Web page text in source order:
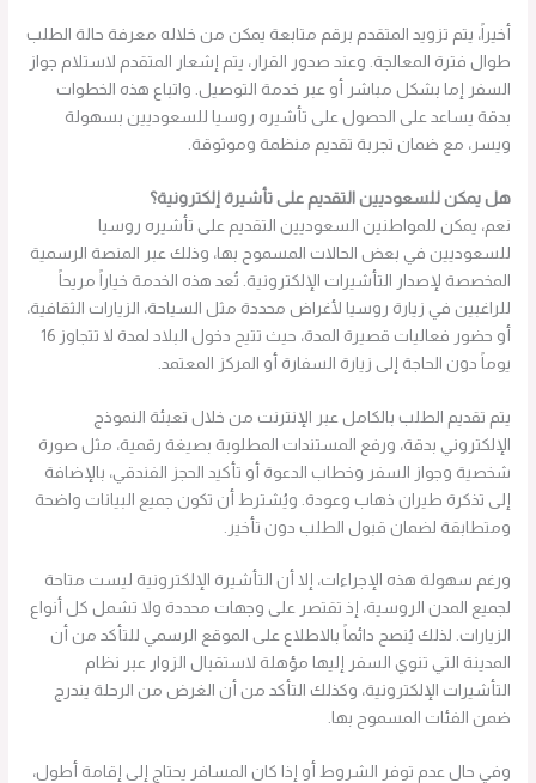
أخيراً، يتم تزويد المتقدم برقم متابعة يمكن من خلاله معرفة حالة الطلب
طوال فترة المعالجة. وعند صدور القرار، يتم إشعار المتقدم لاستلام جواز
السفر إما بشكل مباشر أو عبر خدمة التوصيل. واتباع هذه الخطوات
بدقة يساعد على الحصول على تأشيره روسيا للسعوديين بسهولة
ويسر، مع ضمان تجربة تقديم منظمة وموثوقة.
هل يمكن للسعوديين التقديم على تأشيرة إلكترونية؟
نعم، يمكن للمواطنين السعوديين التقديم على تأشيره روسيا
للسعوديين في بعض الحالات المسموح بها، وذلك عبر المنصة الرسمية
المخصصة لإصدار التأشيرات الإلكترونية. تُعد هذه الخدمة خياراً مريحاً
للراغبين في زيارة روسيا لأغراض محددة مثل السياحة، الزيارات الثقافية،
أو حضور فعاليات قصيرة المدة، حيث تتيح دخول البلاد لمدة لا تتجاوز 16
يوماً دون الحاجة إلى زيارة السفارة أو المركز المعتمد.
يتم تقديم الطلب بالكامل عبر الإنترنت من خلال تعبئة النموذج
الإلكتروني بدقة، ورفع المستندات المطلوبة بصيغة رقمية، مثل صورة
شخصية وجواز السفر وخطاب الدعوة أو تأكيد الحجز الفندقي، بالإضافة
إلى تذكرة طيران ذهاب وعودة. ويُشترط أن تكون جميع البيانات واضحة
ومتطابقة لضمان قبول الطلب دون تأخير.
ورغم سهولة هذه الإجراءات، إلا أن التأشيرة الإلكترونية ليست متاحة
لجميع المدن الروسية، إذ تقتصر على وجهات محددة ولا تشمل كل أنواع
الزيارات. لذلك يُنصح دائماً بالاطلاع على الموقع الرسمي للتأكد من أن
المدينة التي تنوي السفر إليها مؤهلة لاستقبال الزوار عبر نظام
التأشيرات الإلكترونية، وكذلك التأكد من أن الغرض من الرحلة يندرج
ضمن الفئات المسموح بها.
وفي حال عدم توفر الشروط أو إذا كان المسافر يحتاج إلى إقامة أطول،